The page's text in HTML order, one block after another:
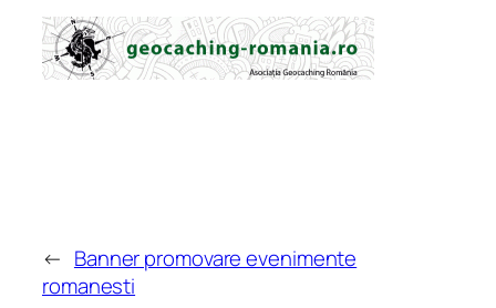
← Banner promovare evenimente
romanesti